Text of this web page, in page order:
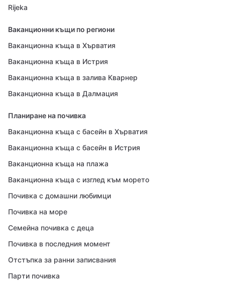
Rijeka
Ваканционни къщи по региони
Ваканционна къща в Хърватия
Ваканционна къща в Истрия
Ваканционна къща в залива Кварнер
Ваканционна къща в Далмация
Планиране на почивка
Ваканционна къща с басейн в Хърватия
Ваканционна къща с басейн в Истрия
Ваканционна къща на плажа
Ваканционна къща с изглед към морето
Почивка с домашни любимци
Почивка на море
Семейна почивка с деца
Почивка в последния момент
Отстъпка за ранни записвания
Парти почивка